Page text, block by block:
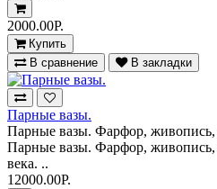
2000.00Р.
Купить
В сравнение
В закладки
Парные вазы.
Парные вазы. Фарфор, живопись,
Парные вазы. Фарфор,
века. ..
12000.00Р.